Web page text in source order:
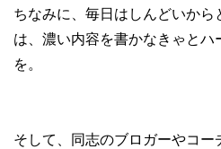
ちなみに、毎日はしんどいから
は、濃い内容を書かなきゃと
を。
そして、同志のブロガーやコ